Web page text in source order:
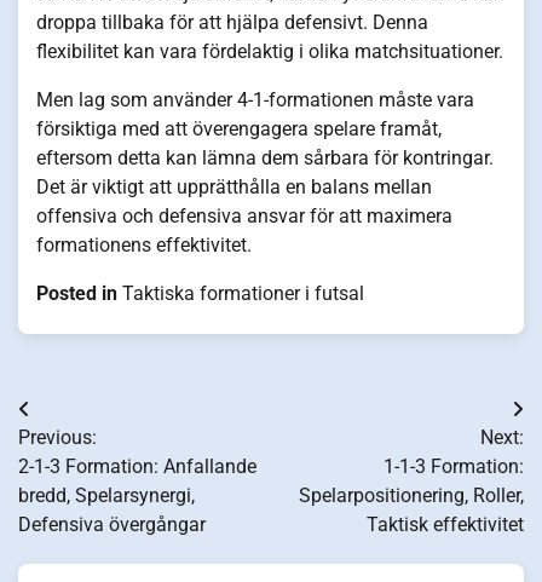
droppa tillbaka för att hjälpa defensivt. Denna
flexibilitet kan vara fördelaktig i olika matchsituationer.
Men lag som använder 4-1-formationen måste vara
försiktiga med att överengagera spelare framåt,
eftersom detta kan lämna dem sårbara för kontringar.
Det är viktigt att upprätthålla en balans mellan
offensiva och defensiva ansvar för att maximera
formationens effektivitet.
Posted in Taktiska formationer i futsal
Post
navigation
Previous:
2-1-3 Formation: Anfallande
bredd, Spelarsynergi,
Defensiva övergångar
Next:
1-1-3 Formation:
Spelarpositionering, Roller,
Taktisk effektivitet